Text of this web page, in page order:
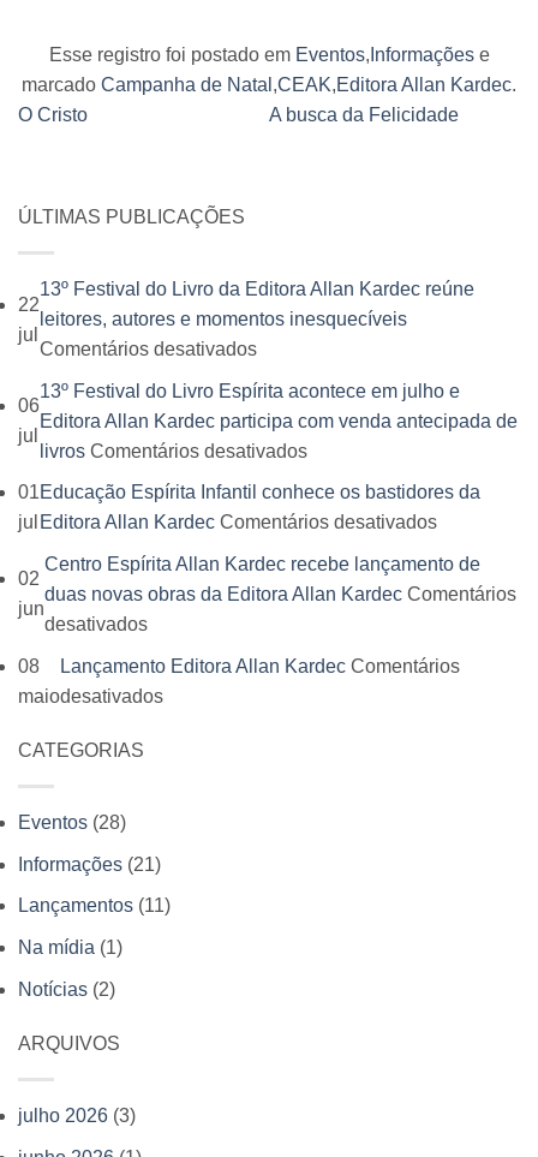
Esse registro foi postado em Eventos, Informaçõese
marcado Campanha de Natal ,CEAK,Editora Allan Kardec.
O Cristo
A busca da Felicidade
ÚLTIMAS PUBLICAÇÕES
22
jul
13º Festival do Livro da Editora Allan Kardec reúne
leitores, autores e momentos inesquecíveis
Comentários desativadosem
13º
do
da
Editora
Allan
Kardec
autores
06
jul
13º Festival do Livro Espírita acontece em julho e
Editora Allan Kardec participa com venda antecipada de
livros Comentários desativadosem
Festival
Livro
Espírita
em
01
jul
Educação Espírita Infantil conhece os bastidores da
Editora Allan Kardec Comentários desativadosem
Espírita
os
02
jun
Centro Espírita Allan Kardec recebe lançamento de
duas novas obras da Editora Allan Kardec Comentários
desativadosem
duas
novas
08
maio
Lançamento Editora Allan Kardec Comentários
desativadosem
CATEGORIAS
Eventos (28)
Informações (21)
Lançamentos (11)
Na mídia (1)
Notícias (2)
ARQUIVOS
julho 2026 (3)